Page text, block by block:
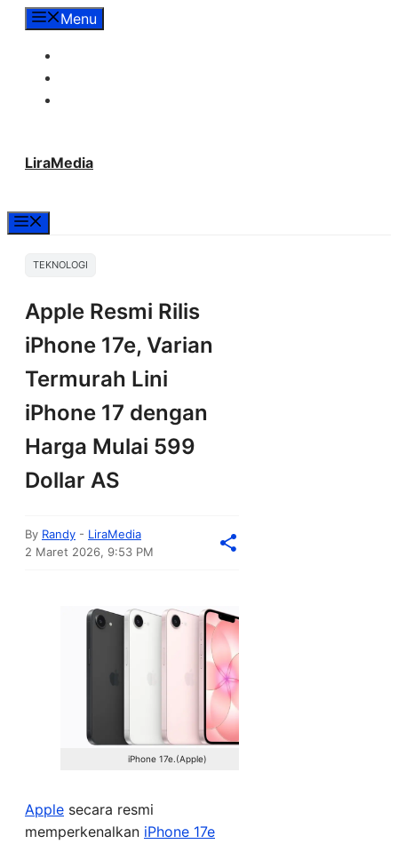
LangsungMenu
LiraMedia
TEKNOLOGI
Apple Resmi Rilis
iPhone 17e, Varian
Termurah Lini
iPhone 17 dengan
Harga Mulai 599
Dollar AS
By Randy - LiraMedia
2 Maret 2026, 9:53 PM
iPhone 17e.(Apple)
Apple secara resmi
memperkenalkan iPhone 17e